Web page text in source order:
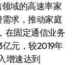
域的高速率家
求，推动家庭
在固定通信业务
元，较2019年
增速达到